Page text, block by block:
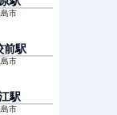
市
前駅
市
駅
市